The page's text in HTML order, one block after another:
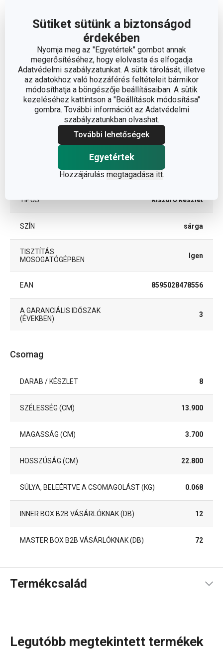
Sütiket sütünk a biztonságod
érdekében
Nyomja meg az "Egyetértek" gombot annak
megerősítéséhez, hogy elolvasta és elfogadja
Adatvédelmi szabályzatunkat. A sütik tárolását, illetve
az adatokhoz való hozzáférés feltételeit bármikor
módosíthatja a böngészője beállításaiban. A sütik
kezeléséhez kattintson a "Beállítások módosítása"
gombra. További információt az Adatvédelmi
szabályzatunkban olvashat.
További lehetőségek
Egyetértek
Hozzájárulás megtagadása itt.
Méretek
ÁTMÉRŐ (CM)
Egyéb paraméterek
ANYAG műanyag
BESOROLÁS
derelye metélő
TERMÉKCSALÁD
TÍPUS kiszúró készlet
SZÍN sárga
TISZTÍTÁS
MOSOGATÓGÉPBEN
Igen
EAN 8595028478556
A GARANCIÁLIS IDŐSZAK
(ÉVEKBEN)
3
Csomag
DARAB / KÉSZLET 8
SZÉLESSÉG (CM) 13.900
MAGASSÁG (CM) 3.700
HOSSZÚSÁG (CM) 22.800
SÚLYA, BELEÉRTVE A CSOMAGOLÁST (KG) 0.068
INNER BOX B2B VÁSÁRLÓKNAK (DB) 12
MASTER BOX B2B VÁSÁRLÓKNAK (DB) 72
Termékcsalád
Legutóbb megtekintett termékek